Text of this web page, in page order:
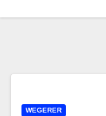
WEGERER